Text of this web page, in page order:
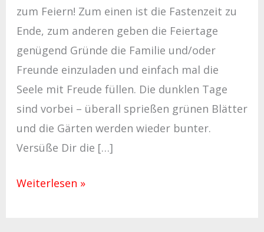
zum Feiern! Zum einen ist die Fastenzeit zu
Ende, zum anderen geben die Feiertage
genügend Gründe die Familie und/oder
Freunde einzuladen und einfach mal die
Seele mit Freude füllen. Die dunklen Tage
sind vorbei – überall sprießen grünen Blätter
und die Gärten werden wieder bunter.
Versüße Dir die […]
Weiterlesen »